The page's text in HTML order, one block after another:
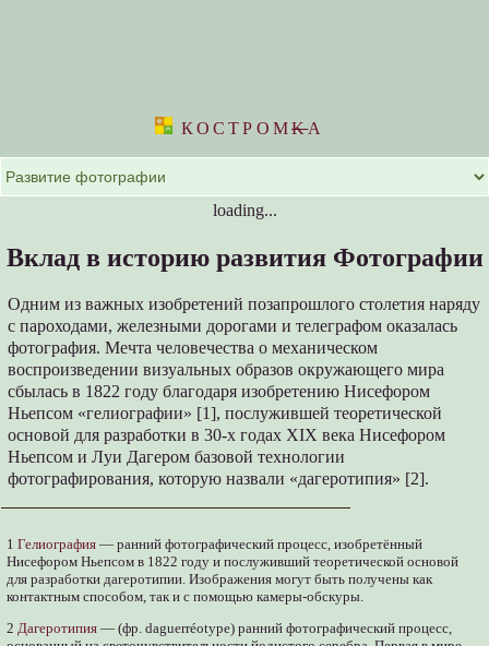
КОСТРОМKА
loading...
Вклад в историю развития Фотографии
Одним из важных изобретений позапрошлого столетия наряду
с пароходами, железными дорогами и телеграфом оказалась
фотография. Мечта человечества о механическом
воспроизведении визуальных образов окружающего мира
сбылась в 1822 году благодаря изобретению Нисефором
Ньепсом «гелиографии» [1], послужившей теоретической
основой для разработки в 30-х годах XIX века Нисефором
Ньепсом и Луи Дагером базовой технологии
фотографирования, которую назвали «дагеротипия» [2].
1Гелиография — ранний фотографический процесс, изобретённый
Нисефором Ньепсом в 1822 году и послуживший теоретической основой
для разработки дагеротипии. Изображения могут быть получены как
контактным способом, так и с помощью камеры-обскуры.
2Дагеротипия — (фр. daguerréotype) ранний фотографический процесс,